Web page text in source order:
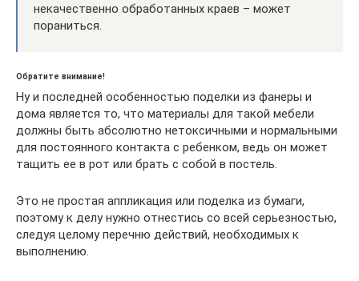
некачественно обработанных краев – может
пораниться.
Обратите внимание!
Ну и последней особенностью поделки из фанеры и
дома является то, что материалы для такой мебели
должны быть абсолютно нетоксичными и нормальными
для постоянного контакта с ребенком, ведь он может
тащить ее в рот или брать с собой в постель.
Это не простая аппликация или поделка из бумаги,
поэтому к делу нужно отнестись со всей серьезностью,
следуя целому перечню действий, необходимых к
выполнению.